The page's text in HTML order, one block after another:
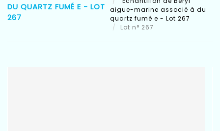
DU QUARTZ FUMÉ E - LOT
267
aigue-marine associé à du
quartz fumé e - Lot 267
Lot n° 267